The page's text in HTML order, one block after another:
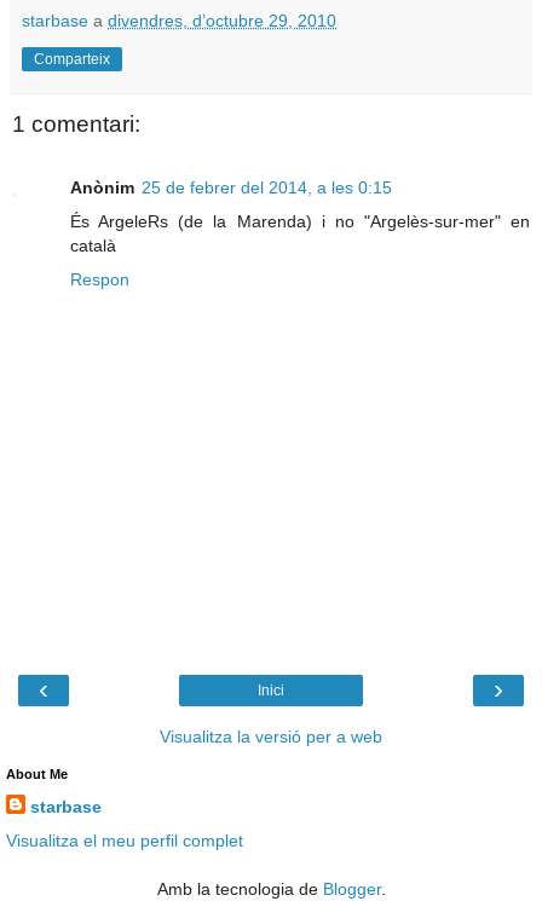
starbase a divendres, d’octubre 29, 2010
Comparteix
1 comentari:
Anònim 25 de febrer del 2014, a les 0:15
És ArgeleRs (de la Marenda) i no "Argelès-sur-mer" en
català
Respon
‹ ›
Inici
Visualitza la versió per a web
About Me
starbase
Visualitza el meu perfil complet
Amb la tecnologia de Blogger.